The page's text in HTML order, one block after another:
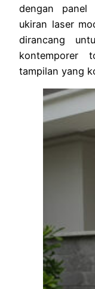
dengan panel
ukiran laser
dirancang
kontemporer
tampilan yang